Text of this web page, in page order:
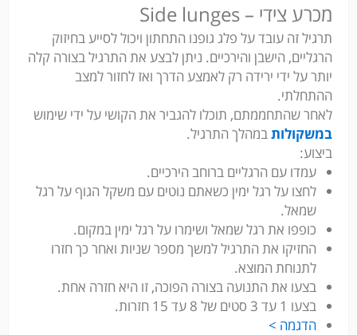
מכרע צידי – Side lunges
תרגיל זה עובד על פלג גופנו התחתון ויכול לסייע בחיזוק
הרגליים, הישבן והירכיים. ניתן לבצע את התרגיל בצורה קלה
יותר על ידי ירידה רק לאמצע הדרך ואז לחזור למצב
ההתחלתי.
לאחר שהתחממתם, תוכלו להגביר את הקושי על ידי שימוש
במשקולותבמהלך התרגיל.
ביצוע:
עמדו עם הרגליים ברוחב הירכיים.
לחצו על רגל ימין כשאתם נוטים עם משקל הגוף על רגל
שמאל.
כופפו את רגל שמאל ושימרו על רגל ימין במקום.
החזיקו את התרגיל למשך מספר שניות ואחר כך חזרו
לתנוחת המוצא.
בצעו את התנועה בצורה הפוכה, זו היא חזרה אחת.
בצעו 1 עד 3 סטים של 8 עד 15 חזרות.
הדגמה >